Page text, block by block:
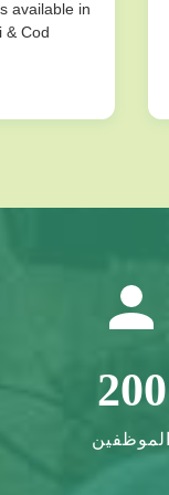
available in
& Cod
that
200
الموظفين